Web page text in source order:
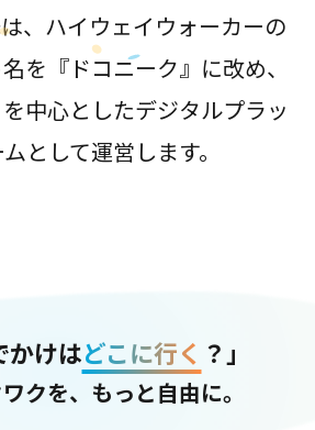
、ハイウェイウォーカーの
を『ドコニーク』に改め、
中心としたデジタルプラッ
として運営します。
かけはどこに行く ？」
クを、もっと自由に。